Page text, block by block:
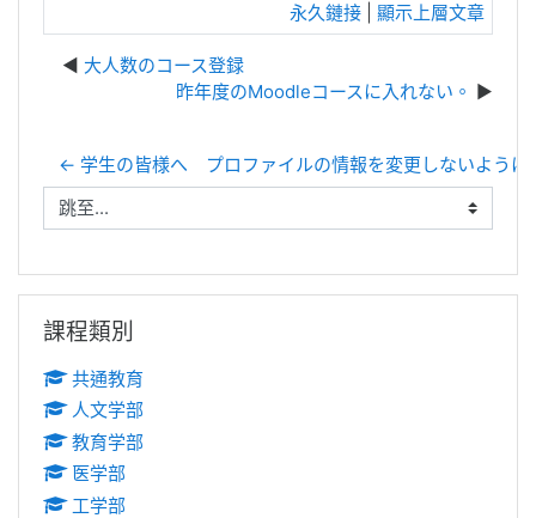
永久鏈接
顯示上層文章
大人数のコース登録
昨年度のMoodleコースに入れない。
← 学生の皆様へ プロファイルの情報を変更しないように
跳至...
課程類別
共通教育
人文学部
教育学部
医学部
工学部